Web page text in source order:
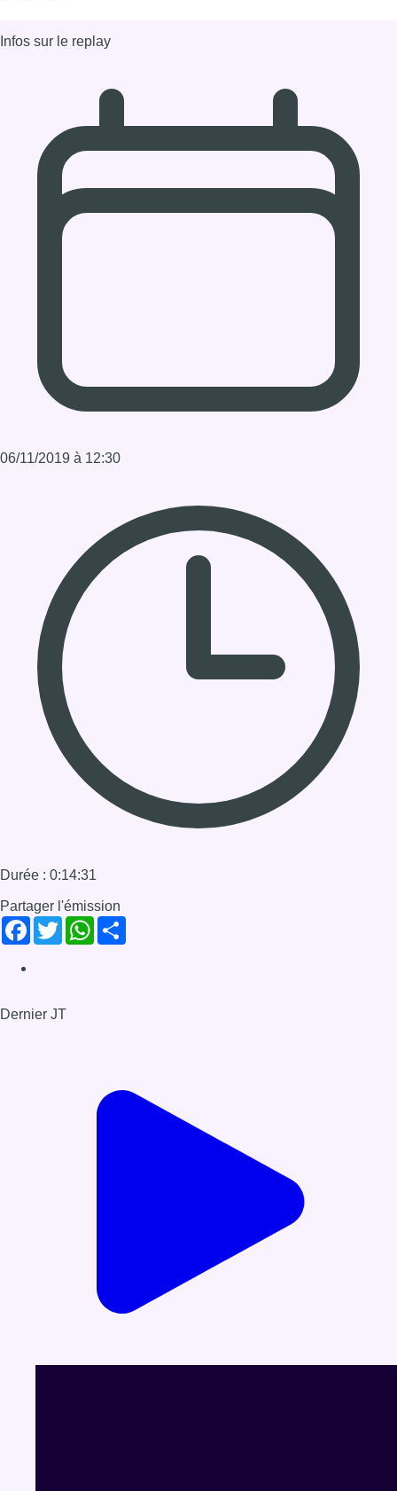
06/11/2019 à 12:30
Durée : 0:14:31
Partager l'émission
Facebook
Twitter